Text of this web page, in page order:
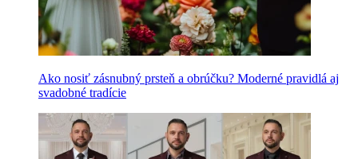
Ako nosiť zásnubný prsteň a obrúčku? Moderné pravidlá aj
svadobné tradície